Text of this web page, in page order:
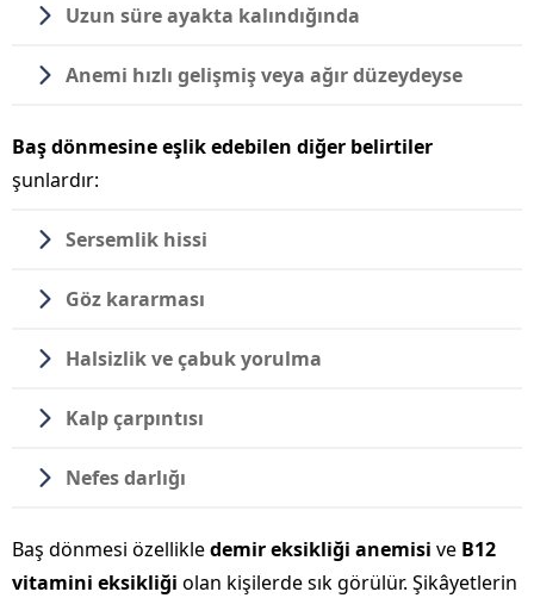
Uzun süre ayakta kalındığında
Anemi hızlı gelişmiş veya ağır düzeydeyse
Baş dönmesine eşlik edebilen diğer belirtiler
şunlardır:
Sersemlik hissi
Göz kararması
Halsizlik ve çabuk yorulma
Kalp çarpıntısı
Nefes darlığı
Baş dönmesi özellikledemir eksikliği anemisi ve B12
vitamini eksikliği olan kişilerde sık görülür. Şikâyetlerin